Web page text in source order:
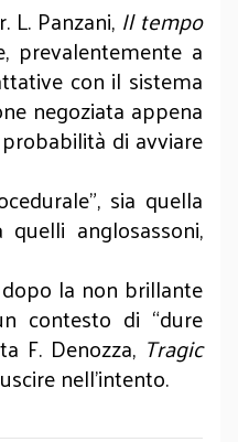
Panzani, Il tempo
prevalentemente a
con il sistema
negoziata appena
di avviare
sia quella
anglosassoni,
la non brillante
contesto di “dure
F. Denozza, Tragic
nell’intento.